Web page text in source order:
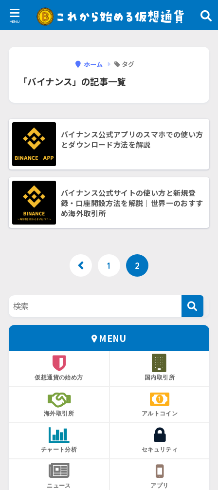
ホーム タグ
「バイナンス」の記事一覧
バイナンス公式アプリのスマホでの使い方
とダウンロード方法を解説
バイナンス公式サイトの使い方と新規登
録・口座開設方法を解説｜世界一のおすす
め海外取引所
1 2
MENU
仮想通貨の始め方 国内取引所
海外取引所 アルトコイン
チャート分析 セキュリティ
ニュース アプリ